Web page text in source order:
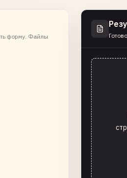
форму. Файлы